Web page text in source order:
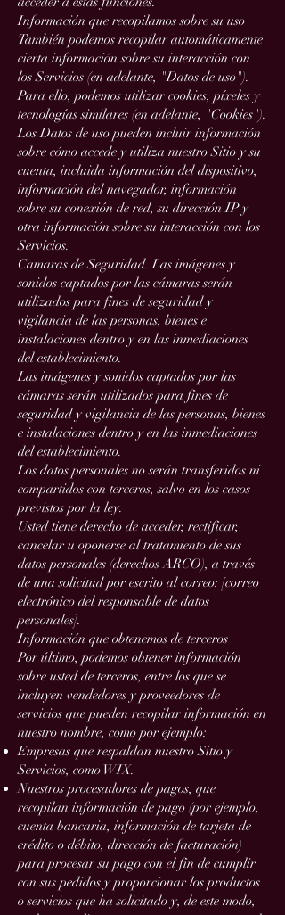
Información que recopilamos sobre su uso
También podemos recopilar automáticamente
cierta información sobre su interacción con
los Servicios (en adelante, "Datos de uso").
Para ello, podemos utilizar cookies, píxeles y
tecnologías similares (en adelante, "Cookies").
Los Datos de uso pueden incluir información
sobre cómo accede y utiliza nuestro Sitio y su
cuenta, incluida información del dispositivo,
información del navegador, información
sobre su conexión de red, su dirección IP y
otra información sobre su interacción con los
Servicios.
Camaras de Seguridad. Las imágenes y
sonidos captados por las cámaras serán
utilizados para fines de seguridad y
vigilancia de las personas, bienes e
instalaciones dentro y en las inmediaciones
del establecimiento.
Las imágenes y sonidos captados por las
cámaras serán utilizados para fines de
seguridad y vigilancia de las personas, bienes
e instalaciones dentro y en las inmediaciones
del establecimiento.
Los datos personales no serán transferidos ni
compartidos con terceros, salvo en los casos
previstos por la ley.
Usted tiene derecho de acceder, rectificar,
cancelar u oponerse al tratamiento de sus
datos personales (derechos ARCO), a través
de una solicitud por escrito al correo: [correo
electrónico del responsable de datos
personales].
Información que obtenemos de terceros
Por último, podemos obtener información
sobre usted de terceros, entre los que se
incluyen vendedores y proveedores de
servicios que pueden recopilar información en
nuestro nombre, como por ejemplo:
Empresas que respaldan nuestro Sitio y
Servicios, como WIX.
Nuestros procesadores de pagos, que
recopilan información de pago (por ejemplo,
cuenta bancaria, información de tarjeta de
crédito o débito, dirección de facturación)
para procesar su pago con el fin de cumplir
con sus pedidos y proporcionar los productos
o servicios que ha solicitado y, de este modo,